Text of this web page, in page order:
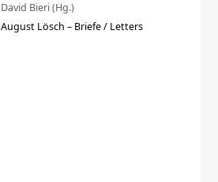
David Bieri (Hg.)
August Lösch – Briefe / Letters